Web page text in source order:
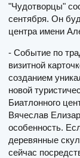
"Чудотворцы"
сентября. Он
центра имени
- Событие по
визитной
созданием
новой
Биатлонного
Вячеслав
особенность.
деревянные
сейчас